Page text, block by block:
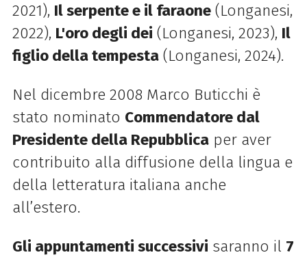
2021), Il serpente e il faraone(Longanesi,
2022), L'oro degli dei (Longanesi, 2023), Il
figlio della tempesta(Longanesi, 2024).
Nel dicembre 2008 Marco Buticchi è
stato nominato Commendatore dal
Presidente della Repubblicaper aver
contribuito alla diffusione della lingua e
della letteratura italiana anche
all’estero.
Gli appuntamenti successivi saranno il 7